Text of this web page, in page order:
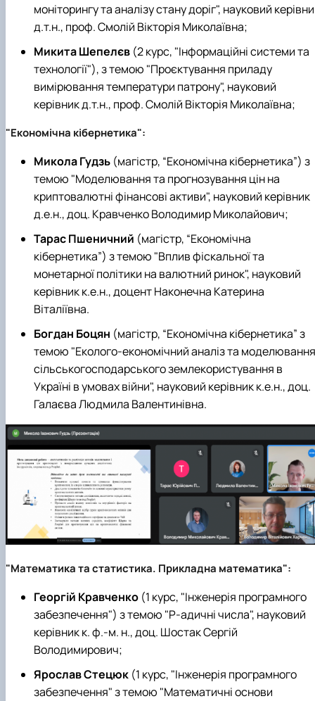
моніторингу та аналізу стану доріг", науковий
д.т.н., проф. Смолій Вікторія Миколаївна;
Микита Шепелєв (2 курс, "Інформаційні системи та
технології"), з темою "Проєктування приладу
вимірювання температури патрону", науковий
керівник д.т.н., проф. Смолій Вікторія Миколаївна;
"Економічна кібернетика":
Микола Гудзь (магістр, “Економічна кібернетика”) з
темою "Моделювання та прогнозування цін на
криптовалютні фінансові активи", науковий керівник
д.е.н., доц. Кравченко Володимир Миколайович;
Тарас Пшеничний (магістр, “Економічна
кібернетика”) з темою "Вплив фіскальної та
монетарної політики на валютний ринок", науковий
керівник к.е.н., доцент Наконечна Катерина
Віталіївна.
Богдан Боцян (магістр, “Економічна кібернетика” з
темою "Еколого-економічний аналіз та моделювання
сільськогосподарського землекористування в
Україні в умовах війни", науковий керівник к.е.н., доц.
Галаєва Людмила Валентинівна.
"Математика та статистика. Прикладна математика":
Георгій Кравченко (1 курс, "Інженерія програмного
забезпечення") з темою "P-адичні числа", науковий
керівник к. ф.-м. н., доц. Шостак Сергій
Володимирович;
Ярослав Стецюк (1 курс, "Інженерія програмного
забезпечення" з темою "Математичні основи